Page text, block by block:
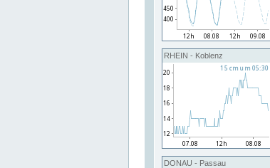
RHEIN - Koblenz
DONAU - Passau